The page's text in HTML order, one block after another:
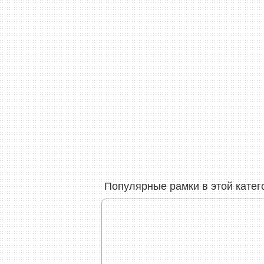
Популярные рамки в этой